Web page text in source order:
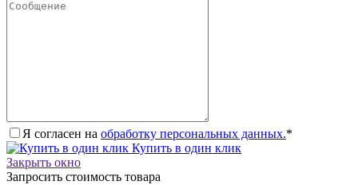
Я согласен на обработку персональных данных.*
Купить в один клик
Закрыть окно
Запросить стоимость товара